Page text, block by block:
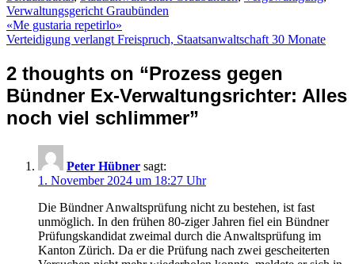
Verwaltungsgericht Graubünden
Beitragsnavigation
«Me gustaria repetirlo»
Verteidigung verlangt Freispruch, Staatsanwaltschaft 30 Monate
2 thoughts on “Prozess gegen
Bündner Ex-Verwaltungsrichter: Alles
noch viel schlimmer”
Peter Hübner sagt:
1. November 2024 um 18:27 Uhr
Die Bündner Anwaltsprüfung nicht zu bestehen, ist fast
unmöglich. In den frühen 80-ziger Jahren fiel ein Bündner
Prüfungskandidat zweimal durch die Anwaltsprüfung im
Kanton Zürich. Da er die Prüfung nach zwei gescheiterten